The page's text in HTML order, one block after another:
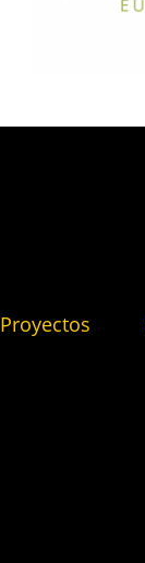
Proyectos